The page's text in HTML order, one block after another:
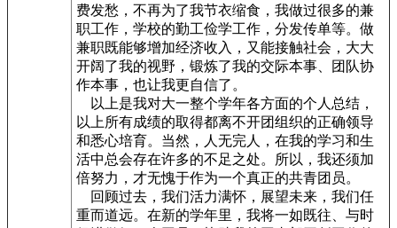
费发愁，不再为了我节衣缩食，我做过很多的兼
职工作，学校的勤工俭学工作，分发传单等。做
兼职既能够增加经济收入，又能接触社会，大大
开阔了我的视野，锻炼了我的交际本事、团队协
作本事，也让我更自信了。
以上是我对大一整个学年各方面的个人总结，
以上所有成绩的取得都离不开团组织的正确领导
和悉心培育。当然，人无完人，在我的学习和生
活中总会存在许多的不足之处。所以，我还须加
倍努力，才无愧于作为一个真正的共青团员。
回顾过去，我们活力满怀，展望未来，我们任
重而道远。在新的学年里，我将一如既往、与时